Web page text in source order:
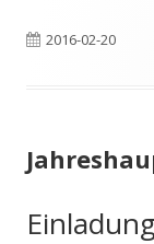
Veröffentlicht
2016-02-20